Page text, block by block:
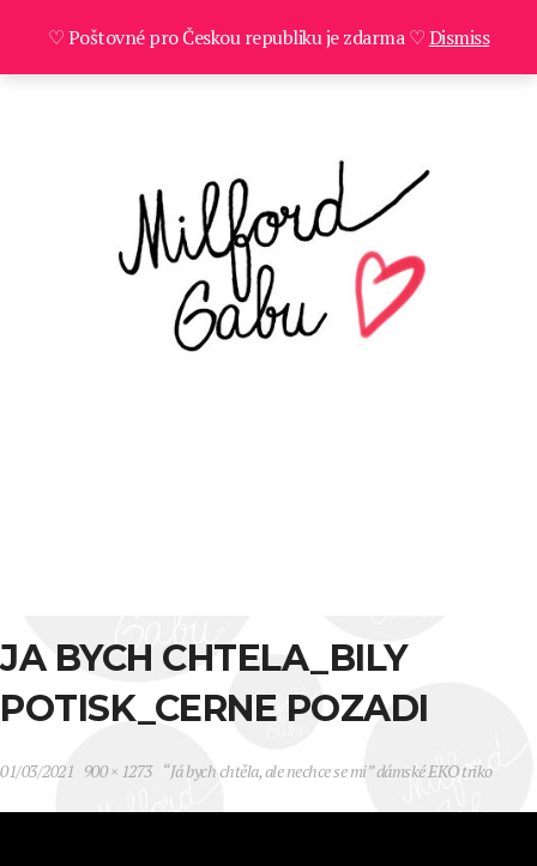
JA BYCH CHTELA_BILY
POTISK_CERNE POZADI
01/03/2021 900 × 1273 “Já bych chtěla, ale nechce se mi” dámské EKO triko
♡ Poštovné pro Českou republiku je zdarma ♡Dismiss